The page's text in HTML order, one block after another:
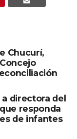
Chucurí,
directora del
responda
de infantes